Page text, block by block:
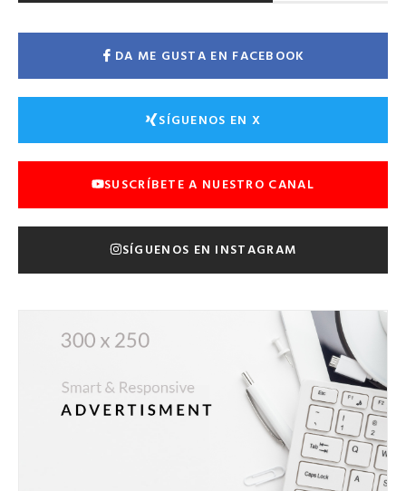
DA ME GUSTA EN FACEBOOK
SÍGUENOS EN X
SUSCRÍBETE A NUESTRO CANAL
SÍGUENOS EN INSTAGRAM